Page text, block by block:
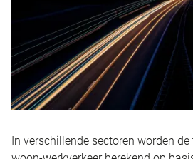
In verschillende sectoren worden